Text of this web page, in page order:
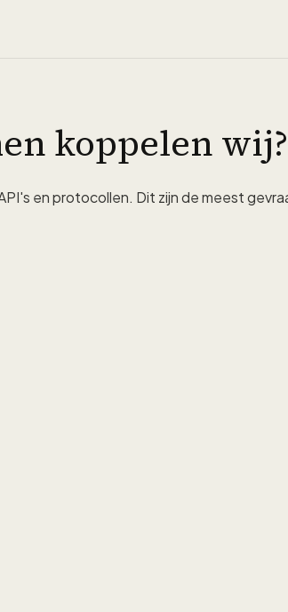
koppelen wij?
en protocollen. Dit zijn de meest